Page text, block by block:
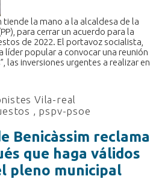
tiende la mano a la alcaldesa de la
para cerrar un acuerdo para la
de 2022. El portavoz socialista,
líder popular a convocar una reunión
las inversiones urgentes a realizar en
Vila-real
pspv-psoe
Benicàssim reclama
que haga válidos
pleno municipal